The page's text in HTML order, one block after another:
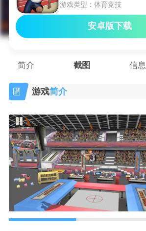
游戏类型：体育竞技
安卓版下载
简介 截图 信息
游戏简介